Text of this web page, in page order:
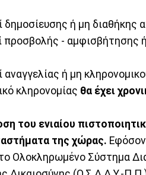
δημοσίευσης ή μη διαθήκης
προσβολής - αμφισβήτησης
αναγγελίας ή μη
κληρονομίας θα έχει
του ενιαίου
της χώρας. Εφόσον
Ολοκληρωμένο Σύστημα